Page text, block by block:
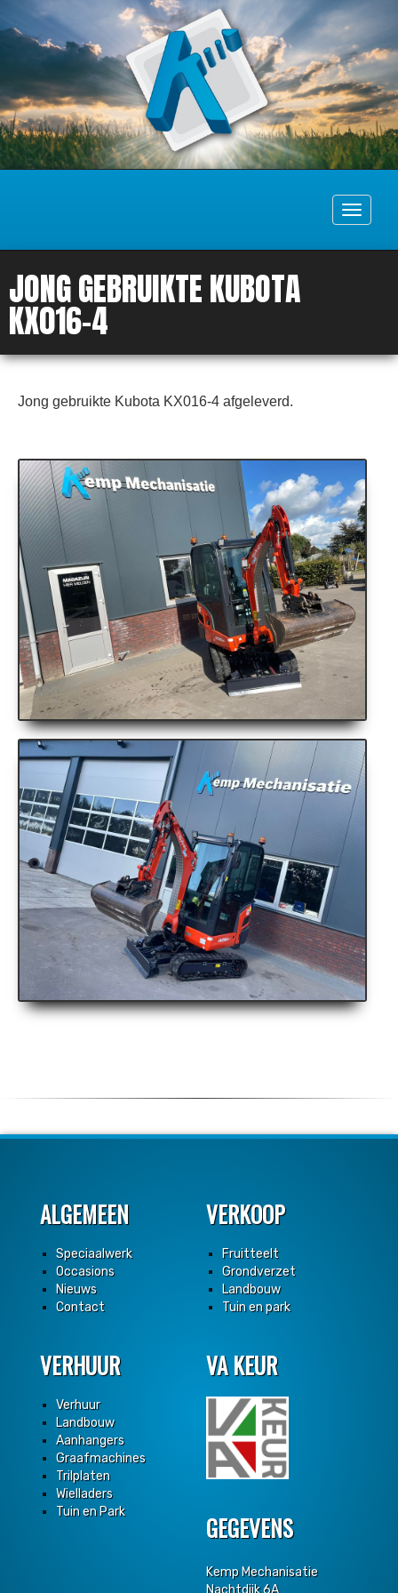
Toggle
JONG GEBRUIKTE KUBOTA
KX016-4
Jong gebruikte Kubota KX016-4 afgeleverd.
ALGEMEEN
Speciaalwerk
Occasions
Nieuws
Contact
VERKOOP
Fruitteelt
Grondverzet
Landbouw
Tuin en park
VERHUUR
Verhuur
Landbouw
Aanhangers
Graafmachines
Trilplaten
Wielladers
Tuin en Park
VA KEUR
GEGEVENS
Kemp Mechanisatie